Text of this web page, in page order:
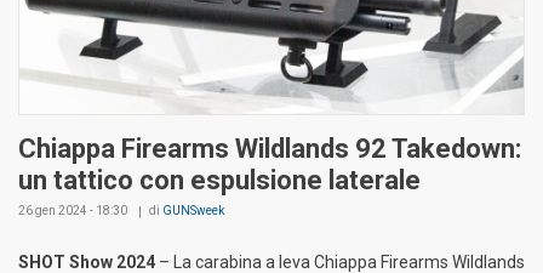
Chiappa Firearms Wildlands 92 Takedown:
un tattico con espulsione laterale
26 gen 2024 - 18:30 di GUNSweek
SHOT Show 2024 – La carabina a leva Chiappa Firearms Wildlands